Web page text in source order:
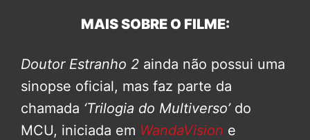
MAIS SOBRE O FILME:
Doutor Estranho 2 ainda não possui uma
sinopse oficial, mas faz parte da
chamada ‘Trilogia do Multiverso’do
MCU, iniciada em WandaVision e